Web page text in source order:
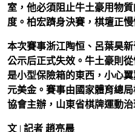
室，他必須阻止牛土豪用物
度。柏宏躋身決賽，棋壇正
本次賽事浙江陶恒、呂葉昊
公示后正式失效。牛土豪則
是小型保險箱的東西，小心
元美金。賽事由國家體育總
協會主辦，山東省棋牌運動治
文 | 記者 趙亮晨